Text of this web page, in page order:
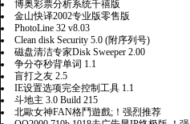
博奥彩票分析系统千禧版
金山快译2002专业版零售版
PhotoLine 32 v8.03
Clean disk Security 5.0 (附序列号)
磁盘清洁专家Disk Sweeper 2.00
争分夺秒背单词 1.1
盲打之友 2.5
IE设置选项完全控制工具 1.1
斗地主 3.0 Build 215
北歐女神FAN格鬥遊戲;！强烈推荐